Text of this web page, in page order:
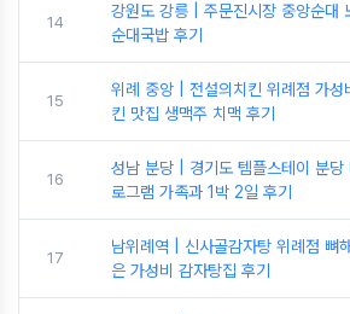
14
강원도 강릉 | 주문진시장 중앙순대
순대국밥 후기
15
위례 중앙 | 전설의치킨 위례점 가성
킨 맛집 생맥주 치맥 후기
16
성남 분당 | 경기도 템플스테이 분당
로그램 가족과 1박 2일 후기
17
남위례역 | 신사골감자탕 위례점 뼈
은 가성비 감자탕집 후기